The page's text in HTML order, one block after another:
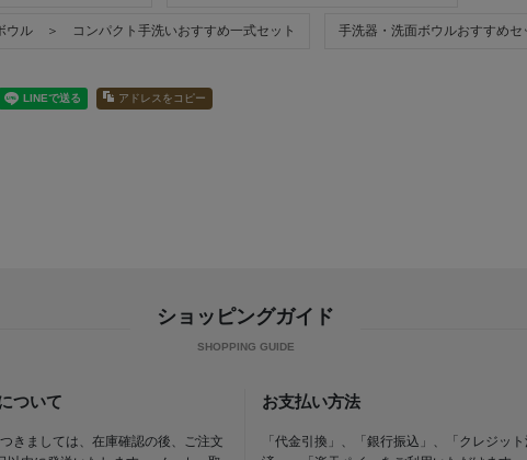
ウル ＞ コンパクト手洗いおすすめ一式セット 手洗器・洗面ボウルおすすめ
アドレスをコピー
ショッピングガイド
ついて
きましては、在庫確認の後、ご注文
お支払い方法
「代金引換」、「銀行振込」、「クレジッ